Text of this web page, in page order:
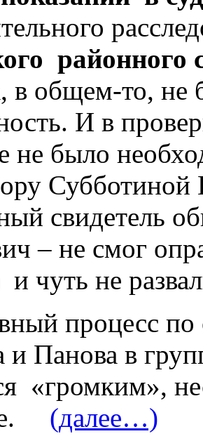
районного
в общем-то, не
И в
не было
свидетель
– не смог
и чуть не
процесс
и Панова в
«громким»,
(далее…)